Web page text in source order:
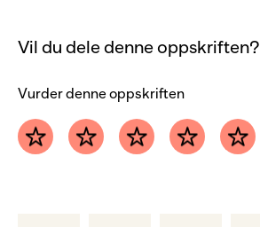
1 ts sriracha
Vil du dele denne oppskriften?
Vurder denne oppskriften